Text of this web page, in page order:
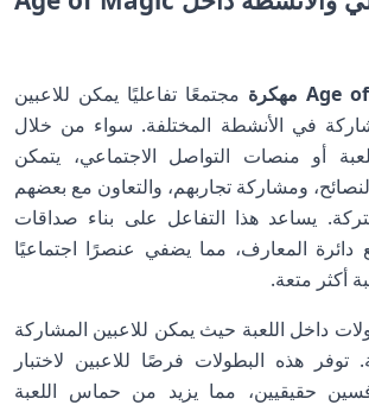
مجتمعًا تفاعليًا يمكن للاعبين
في الأنشطة المختلفة. سواء من خلال
أو منصات التواصل الاجتماعي، يتمكن
ومشاركة تجاربهم، والتعاون مع بعضهم
يساعد هذا التفاعل على بناء صداقات
دائرة المعارف، مما يضفي عنصرًا اجتماعيًا
أكثر متعة.
داخل اللعبة حيث يمكن للاعبين المشاركة
توفر هذه البطولات فرصًا للاعبين لاختبار
حقيقيين، مما يزيد من حماس اللعبة